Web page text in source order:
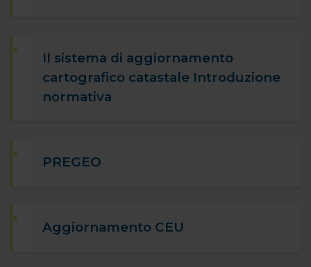
Il sistema di aggiornamento
cartografico catastale Introduzione
normativa
PREGEO
Aggiornamento CEU